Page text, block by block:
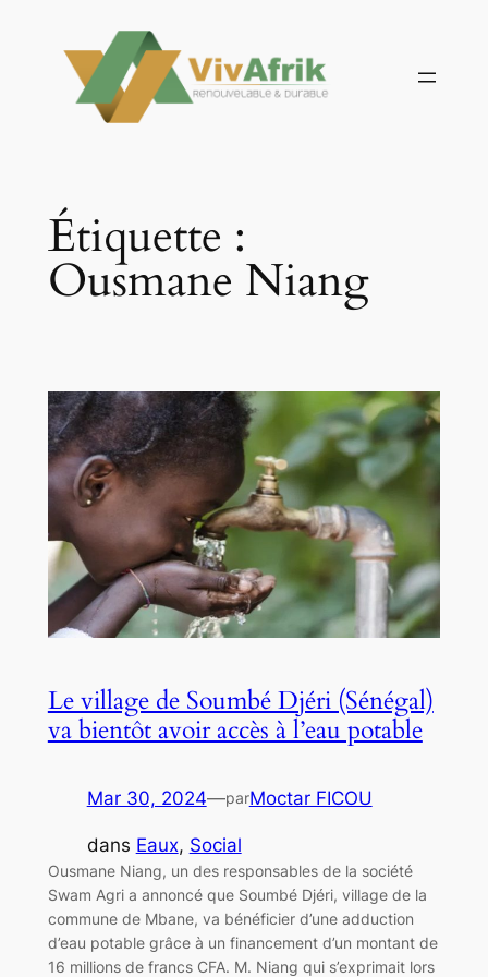
contenu
Étiquette :
Ousmane Niang
Le village de Soumbé Djéri (Sénégal)
va bientôt avoir accès à l’eau potable
Mar 30, 2024—parMoctar FICOU
dans Eaux, Social
Ousmane Niang, un des responsables de la société
Swam Agri a annoncé que Soumbé Djéri, village de la
commune de Mbane, va bénéficier d’une adduction
d’eau potable grâce à un financement d’un montant de
16 millions de francs CFA. M. Niang qui s’exprimait lors